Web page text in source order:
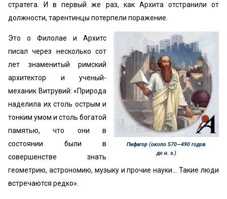
стратега. И в первый же раз, как Архита отстранили от
должности, тарентинцы потерпели поражение.
Пифагор (около 570—490 годов
до н. э.)
Это о Филолае и Архитс
писал через несколько сот
лет знаменитый римский
архитектор и ученый-
механик Витрувий: «Природа
наделила их столь острым и
тонким умом и столь богатой
памятью, что они в
состоянии были в
совершенстве знать
геометрию, астрономию, музыку и прочие науки... Такие люди
встречаются редко».